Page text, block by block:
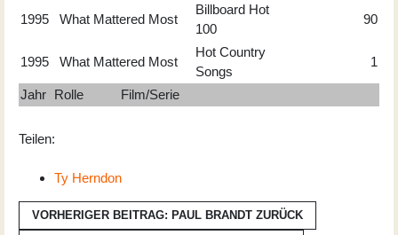
1995 What Mattered Most
Billboard Hot
100
90
1995 What Mattered Most
Hot Country
Songs
1
Jahr Rolle Film/Serie
Teilen:
Ty Herndon
VORHERIGER BEITRAG: PAUL BRANDT ZURÜCK